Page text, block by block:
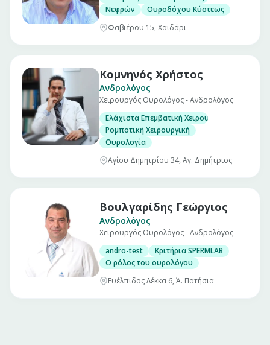
Νεφρών
Ουροδόχου Κύστεως
Φαβιέρου 15, Χαϊδάρι
Κομνηνός Χρήστος
Ανδρολόγος
Χειρουργός Ουρολόγος - Ανδρολόγος
Ελάχιστα Επεμβατική Χειρουργική
Ρομποτική Χειρουργική
Ουρολογία
Αγίου Δημητρίου 34, Αγ. Δημήτριος
Βουλγαρίδης Γεώργιος
Ανδρολόγος
Χειρουργός Ουρολόγος - Ανδρολόγος
andro-test
Κριτήρια SPERMLAB
Ο ρόλος του ουρολόγου
Ευέλπιδος Λέκκα 6, Ά. Πατήσια